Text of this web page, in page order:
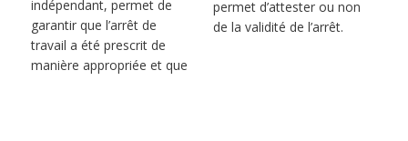
indépendant, permet de
garantir que l’arrêt de
travail a été prescrit de
manière appropriée et que
permet d’attester ou non
de la validité de l’arrêt.